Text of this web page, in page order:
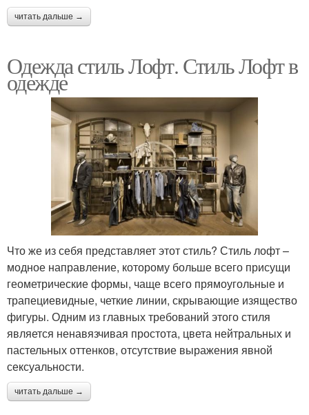
читать дальше →
Одежда стиль Лофт. Стиль Лофт в
одежде
Что же из себя представляет этот стиль? Стиль лофт –
модное направление, которому больше всего присущи
геометрические формы, чаще всего прямоугольные и
трапециевидные, четкие линии, скрывающие изящество
фигуры. Одним из главных требований этого стиля
является ненавязчивая простота, цвета нейтральных и
пастельных оттенков, отсутствие выражения явной
сексуальности.
читать дальше →